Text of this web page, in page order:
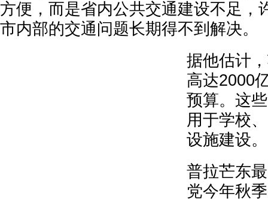
方便，而是省内公共交通建设不足，
市内部的交通问题长期得不到解决。
据他估计
高达2000
预算。这
用于学校
设施建设。
普拉芒东
党今年秋